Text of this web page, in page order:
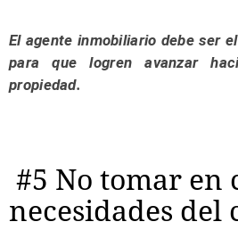
El agente inmobiliario debe ser
para que logren avanzar
propiedad.
#5 No tomar en
necesidades del